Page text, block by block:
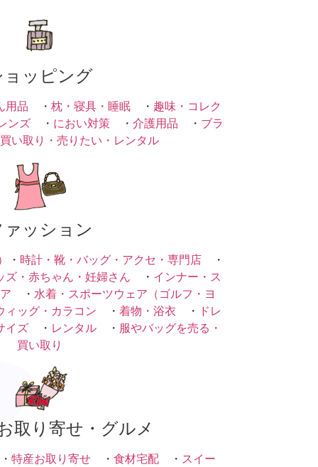
ョッピング
用品 ・ 枕・寝具・睡眠 ・ 趣味・コレク
ンズ・ におい対策・ 介護用品 ・ ブラ
買い取り・売りたい・レンタル
ァッション
・ 時計・靴・バッグ・アクセ・専門店・
ズ・赤ちゃん・妊婦さん ・ インナー・ス
・ 水着・スポーツウェア（ゴルフ・ヨ
ィッグ・カラコン ・ 着物・浴衣 ・ ドレ
イズ ・ レンタル ・ 服やバッグを売る・
買い取り
取り寄せ・グルメ
特産お取り寄せ ・ 食材宅配 ・ スイー